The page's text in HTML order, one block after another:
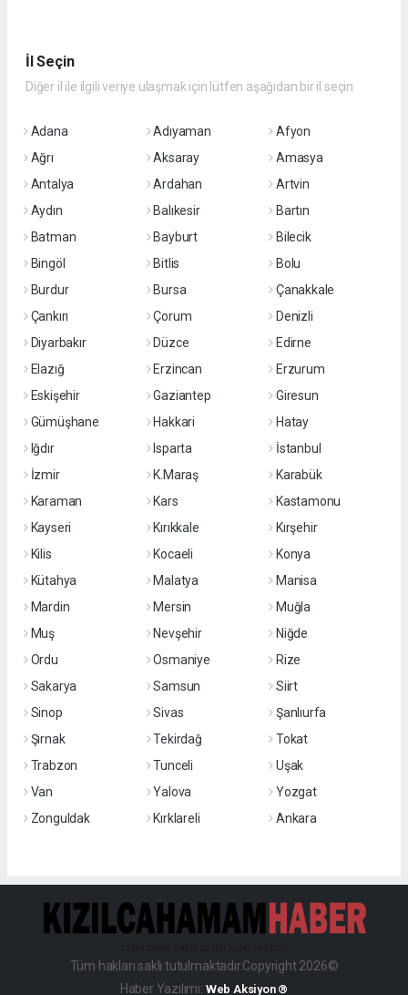
İl Seçin
Diğer il ile ilgili veriye ulaşmak için lütfen aşağıdan bir il seçin
Adana Adıyaman
Afyon
Ağrı
Aksaray
Amasya
Antalya
Ardahan
Artvin
Aydın
Balıkesir
Bartın
Batman
Bayburt
Bilecik
Bingöl
Bitlis
Bolu
Burdur
Bursa
Çanakkale
Çankırı
Çorum
Denizli
Diyarbakır
Düzce
Edirne
Elazığ
Erzincan
Erzurum
Eskişehir
Gaziantep
Giresun
Gümüşhane
Hakkari
Hatay
Iğdır
Isparta
İstanbul
İzmir
K.Maraş
Karabük
Karaman
Kars
Kastamonu
Kayseri
Kırıkkale
Kırşehir
Kilis
Kocaeli
Konya
Kütahya
Malatya
Manisa
Mardin
Mersin
Muğla
Muş
Nevşehir
Niğde
Ordu
Osmaniye
Rize
Sakarya
Samsun
Siirt
Sinop
Sivas
Şanlıurfa
Şırnak
Tekirdağ
Tokat
Trabzon
Tunceli
Uşak
Van
Yalova
Yozgat
Zonguldak
Kırklareli Ankara
Tüm hakları saklı tutulmaktadır.Copyright 2026©
Haber Yazılımı: Web Aksiyon ®